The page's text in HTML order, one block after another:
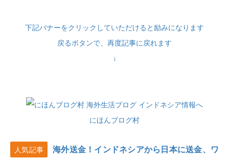
下記バナーをクリックしていただけると励みになります
戻るボタンで、再度記事に戻れます
↓
にほんブログ村
人気記事
海外送金！インドネシアから日本に送金、ワ